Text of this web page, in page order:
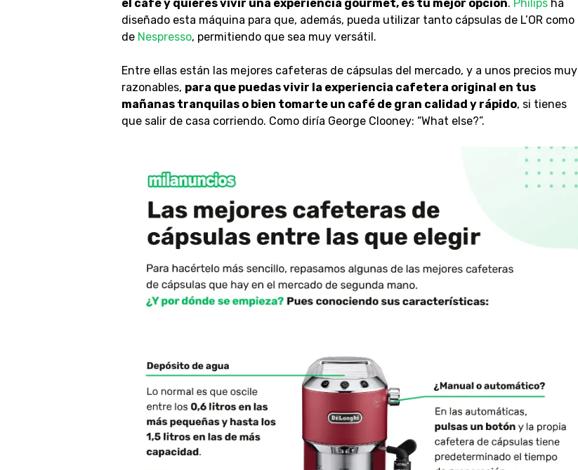
el café y quieres vivir una experiencia gourmet, es tu mejor opción. Philipsha
diseñado esta máquina para que, además, pueda utilizar tanto cápsulas de L’OR como
de Nespresso, permitiendo que sea muy versátil.
Entre ellas están las mejores cafeteras de cápsulas del mercado, y a unos precios muy
razonables, para que puedas vivir la experiencia cafetera original en tus
mañanas tranquilas o bien tomarte un café de gran calidad y rápido, si tienes
que salir de casa corriendo. Como diría George Clooney: “What else?”.